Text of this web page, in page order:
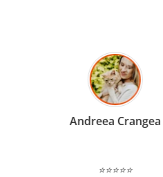
Madalina